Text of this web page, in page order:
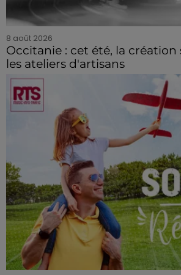
8 août 2026
Occitanie : cet été, la création
les ateliers d'artisans